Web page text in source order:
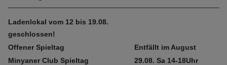
Ladenlokal vom 12 bis 19.08.
geschlossen!
Offener Spieltag
Entfällt im August
Minyaner Club Spieltag
29.08. Sa 14-18Uhr